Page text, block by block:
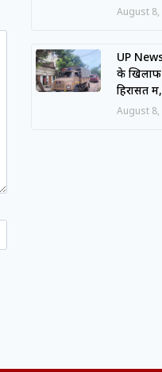
August 8,
UP
के खिलाफ
हिरासत
August 8,